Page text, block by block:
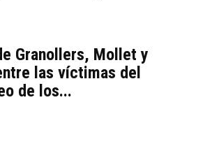
Granollers, Mollet y
las víctimas del
de los...